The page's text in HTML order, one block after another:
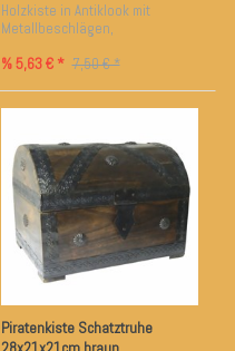
Holzkiste in Antiklook mit
Metallbeschlägen,
% 5,63 € * 7,50 € *
Piratenkiste Schatztruhe